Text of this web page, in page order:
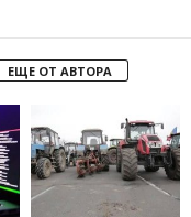
ЕЩЕ ОТ АВТОРА